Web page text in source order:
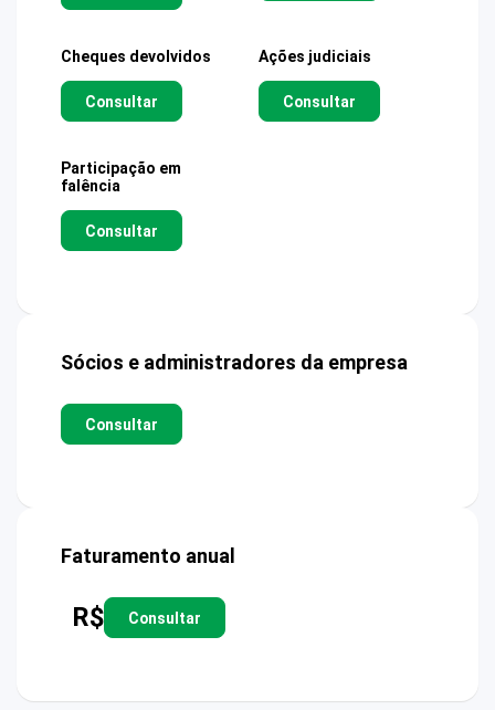
Cheques devolvidos
Consultar
Ações judiciais
Consultar
Participação em
falência
Consultar
Sócios e administradores da empresa
Consultar
Faturamento anual
R$ Consultar